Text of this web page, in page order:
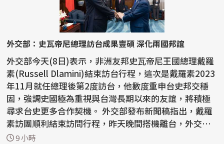
外交部：史瓦帝尼總理訪台成果豐碩 深化兩國邦誼
外交部今天(8日)表示，非洲友邦史瓦帝尼王國總理戴羅
素(Russell Dlamini)結束訪台行程，這次是戴羅素2023
年11月就任總理後第2度訪台，他數度重申台史邦交穩
固，強調史國極為重視與台灣長期以來的友誼，將積極
尋求台史更多合作契機。 外交部發布新聞稿指出，戴羅
素訪團順利結束訪問行程，昨天晚間搭機離台，外交部
政務...
9 小時